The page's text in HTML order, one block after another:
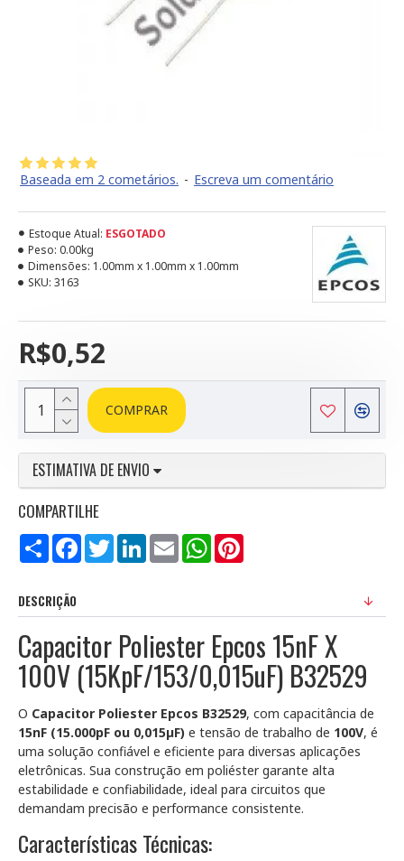
Baseada em 2 cometários. - Escreva um comentário
R$0,52
Estoque Atual: ESGOTADO
Peso: 0.00kg
Dimensões: 1.00mm x 1.00mm x 1.00mm
SKU: 3163
COMPRAR
ESTIMATIVA DE ENVIO
COMPARTILHE
Compartilhar
FacebookTwitterLinkedInEmail WhatsApp
DESCRIÇÃO
Capacitor Poliester Epcos 15nF X
100V (15KpF/153/0,015uF) B32529
O Capacitor Poliester Epcos B32529, com capacitância de
15nF (15.000pF ou 0,015µF) e tensão de trabalho de 100V, é
uma solução confiável e eficiente para diversas aplicações
eletrônicas. Sua construção em poliéster garante alta
estabilidade e confiabilidade, ideal para circuitos que
demandam precisão e performance consistente.
Características Técnicas: